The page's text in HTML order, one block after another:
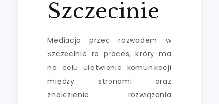
Szczecinie
Mediacja przed rozwodem w
Szczecinie to proces, który ma
na celu ułatwienie komunikacji
między stronami oraz
znalezienie rozwiązania